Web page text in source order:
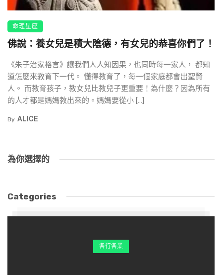
命理星座
佛說：養女兒是積大陰德，有女兒的恭喜你們了！
《朱子治家格言》讓我們人人知因果，也同時每一家人， 都知
道怎麼來教育下一代。 懂得教育了，每一個家庭都會出聖賢
人。 而教育孩子，教女兒比教兒子更重要！為什麼？因為所有
的人才都是媽媽教出來的。媽媽要從小 […]
By ALICE
為你選擇的
Categories
各行各業